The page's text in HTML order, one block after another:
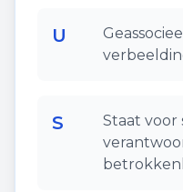
U
S
Staat voor